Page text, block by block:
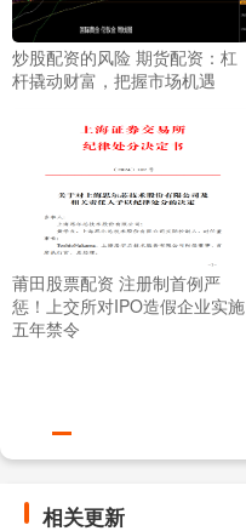
炒股配资的风险 期货配资：杠
杆撬动财富，把握市场机遇
莆田股票配资 注册制首例严
惩！上交所对IPO造假企业实施
五年禁令
相关更新